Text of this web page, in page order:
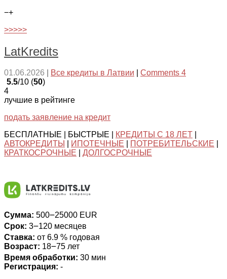
−+
>>>>>
LatKredits
01.06.2026 Все кредиты в Латвии
Comments 4
5.5/10 (50)
4
лучшие в рейтинге
подать заявление на кредит
БЕСПЛАТНЫЕ | БЫСТРЫЕ |
КРЕДИТЫ С 18 ЛЕТ
АВТОКРЕДИТЫ
ИПОТЕЧНЫЕ ПОТРЕБИТЕЛЬСКИЕ
КРАТКОСРОЧНЫЕ
ДОЛГОСРОЧНЫЕ
Сумма: 500౼25000 EUR
Срок: 3౼120 месяцев
Ставка: от 6.9 % годовая
Возраст: 18౼75 лет
Время обработки: 30 мин
Регистрация: -